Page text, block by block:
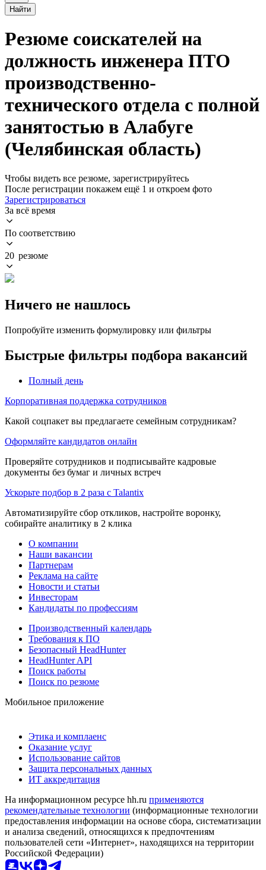
Найти
Резюме соискателей на
должность инженера ПТО
производственно-
технического отдела с полной
занятостью в Алабуге
(Челябинская область)
Чтобы видеть все резюме, зарегистрируйтесь
После регистрации покажем ещё 1 и откроем фото
Зарегистрироваться
За всё время
По соответствию
20 резюме
Ничего не нашлось
Попробуйте изменить формулировку или фильтры
Быстрые фильтры подбора вакансий
Полный день
Корпоративная поддержка сотрудников
Какой соцпакет вы предлагаете семейным сотрудникам?
Оформляйте кандидатов онлайн
Проверяйте сотрудников и подписывайте кадровые
документы без бумаг и личных встреч
Ускорьте подбор в 2 раза с Talantix
Автоматизируйте сбор откликов, настройте воронку,
собирайте аналитику в 2 клика
О компании
Наши вакансии
Партнерам
Реклама на сайте
Новости и статьи
Инвесторам
Кандидаты по профессиям
Производственный календарь
Требования к ПО
Безопасный HeadHunter
HeadHunter API
Поиск работы
Поиск по резюме
Мобильное приложение
Этика и комплаенс
Оказание услуг
Использование сайтов
Защита персональных данных
ИТ аккредитация
На информационном ресурсе hh.ru применяются
рекомендательные технологии (информационные технологии
предоставления информации на основе сбора, систематизации
и анализа сведений, относящихся к предпочтениям
пользователей сети «Интернет», находящихся на территории
Российской Федерации)